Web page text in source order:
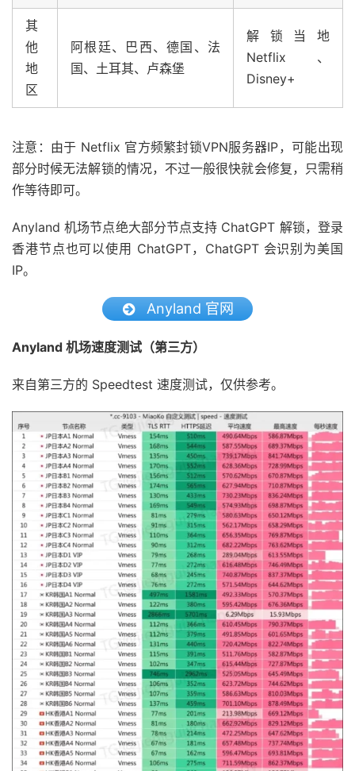
其
他
地
区
阿根廷、巴西、德国、法
国、土耳其、卢森堡
解锁当地
Netflix、
Disney+
注意：由于 Netflix 官方频繁封锁VPN服务器IP，可能出现
部分时候无法解锁的情况，不过一般很快就会修复，只需稍
作等待即可。
Anyland 机场节点绝大部分节点支持 ChatGPT 解锁，登录
香港节点也可以使用 ChatGPT，ChatGPT 会识别为美国
IP。
Anyland 官网
Anyland 机场速度测试（第三方）
来自第三方的 Speedtest 速度测试，仅供参考。